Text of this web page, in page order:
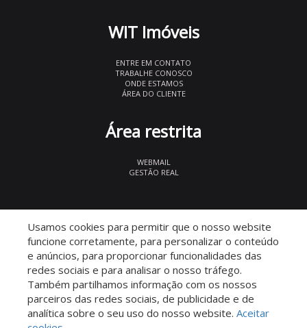
WIT Imóveis
ENTRE EM CONTATO
TRABALHE CONOSCO
ONDE ESTAMOS
ÁREA DO CLIENTE
Área restrita
WEBMAIL
GESTÃO REAL
Descomplicado por:
Usamos cookies para permitir que o nosso website
funcione corretamente, para personalizar o conteúdo
e anúncios, para proporcionar funcionalidades das
redes sociais e para analisar o nosso tráfego.
Também partilhamos informação com os nossos
parceiros das redes sociais, de publicidade e de
analítica sobre o seu uso do nosso website. Aceitar